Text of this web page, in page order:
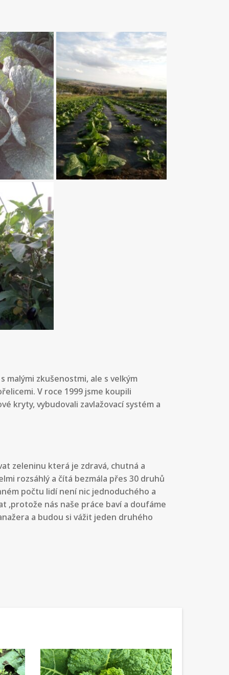
malými zkušenostmi, ale s velkým
V roce 1999 jsme koupili
kryty, vybudovali zavlažovací systém a
zeleninu která je zdravá, chutná a
rozsáhlý a čítá bezmála přes 30 druhů
počtu lidí není nic jednoduchého a
,protože nás naše práce baví a doufáme
a budou si vážit jeden druhého